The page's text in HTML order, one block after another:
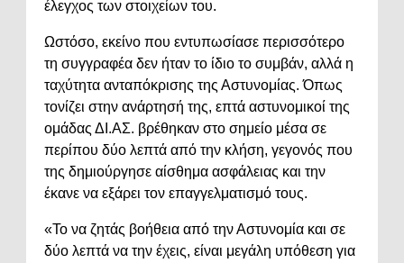
έλεγχος των στοιχείων του.
Ωστόσο, εκείνο που εντυπωσίασε περισσότερο
τη συγγραφέα δεν ήταν το ίδιο το συμβάν, αλλά η
ταχύτητα ανταπόκρισης της Αστυνομίας. Όπως
τονίζει στην ανάρτησή της, επτά αστυνομικοί της
ομάδας ΔΙ.ΑΣ. βρέθηκαν στο σημείο μέσα σε
περίπου δύο λεπτά από την κλήση, γεγονός που
της δημιούργησε αίσθημα ασφάλειας και την
έκανε να εξάρει τον επαγγελματισμό τους.
«Το να ζητάς βοήθεια από την Αστυνομία και σε
δύο λεπτά να την έχεις, είναι μεγάλη υπόθεση για